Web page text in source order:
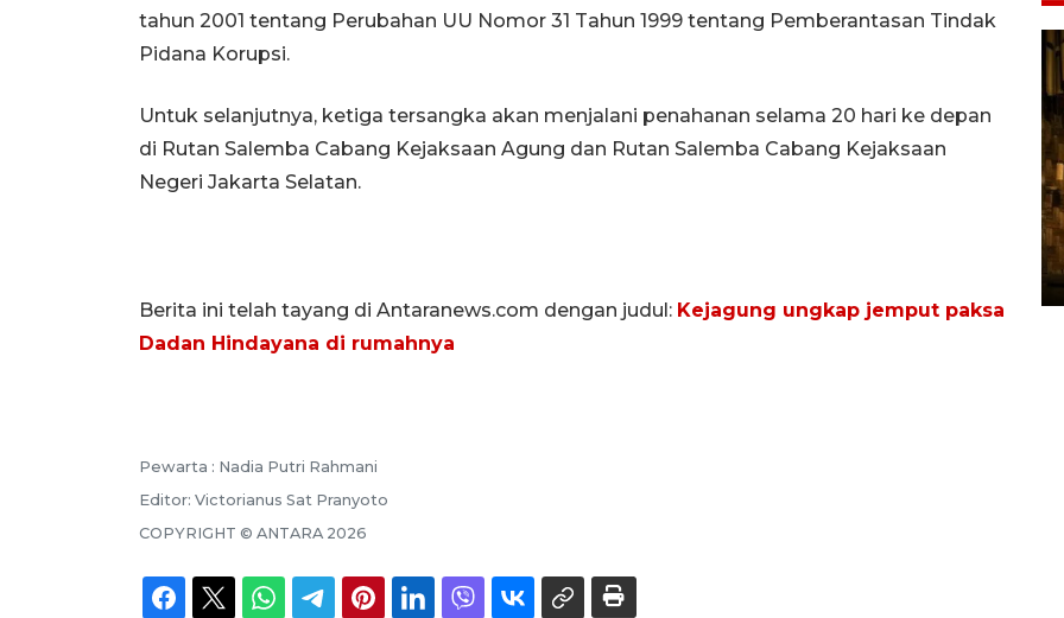
tahun 2001 tentang Perubahan UU Nomor 31 Tahun 1999 tentang Pemberantasan Tindak
Pidana Korupsi.
Untuk selanjutnya, ketiga tersangka akan menjalani penahanan selama 20 hari ke depan
di Rutan Salemba Cabang Kejaksaan Agung dan Rutan Salemba Cabang Kejaksaan
Negeri Jakarta Selatan.
Berita ini telah tayang di Antaranews.com dengan judul: Kejagung ungkap jemput paksa
Dadan Hindayana di rumahnya
Pewarta : Nadia Putri Rahmani
Editor: Victorianus Sat Pranyoto
COPYRIGHT © ANTARA 2026